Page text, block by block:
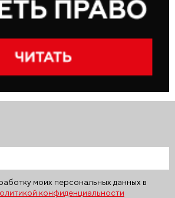
моих персональных данных в
конфиденциальности